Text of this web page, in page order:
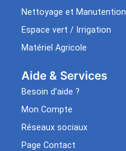
Nettoyage et Manutention
Espace vert / Irrigation
Matériel Agricole
Aide & Services​
Besoin d’aide ?
Mon Compte
Réseaux sociaux
Page Contact